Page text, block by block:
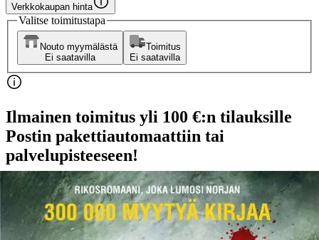
Verkkokaupan hinta
Valitse toimitustapa
Nouto myymälästä
Ei saatavilla
Toimitus
Ei saatavilla
Ilmainen toimitus yli 100 €:n tilauksille
Postin pakettiautomaattiin tai
palvelupisteeseen!
Etu ei koske Suuri‑lisäpalvelulla toimitettavia tuotteita.